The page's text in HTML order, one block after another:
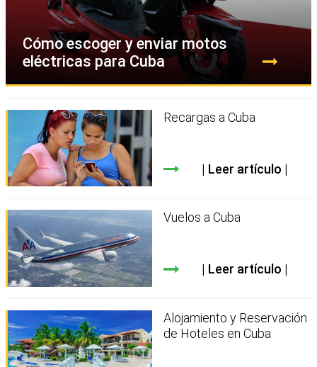
Cómo escoger y enviar motos
eléctricas para Cuba
Recargas a Cuba
Leer artículo
Vuelos a Cuba
Leer artículo
Alojamiento y Reservación
de Hoteles en Cuba